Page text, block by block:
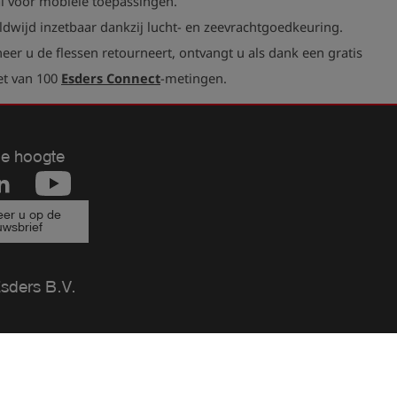
inzetbaar dankzij lucht- en zeevrachtgoedkeuring.
u de flessen retourneert, ontvangt u als dank een gratis
van 100 Esders Connect-metingen.
hoogte
u op de
B.V.